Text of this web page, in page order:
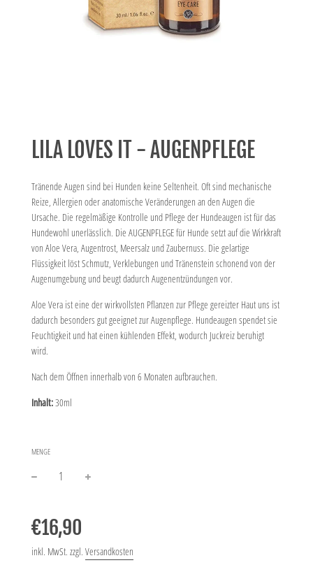
LILA LOVES IT - AUGENPFLEGE
Tränende Augen sind bei Hunden keine Seltenheit. Oft sind mechanische
Reize, Allergien oder anatomische Veränderungen an den Augen die
Ursache. Die regelmäßige Kontrolle und Pflege der Hundeaugen ist für das
Hundewohl unerlässlich. Die AUGENPFLEGE für Hunde setzt auf die Wirkkraft
von Aloe Vera, Augentrost, Meersalz und Zaubernuss. Die gelartige
Flüssigkeit löst Schmutz, Verklebungen und Tränenstein schonend von der
Augenumgebung und beugt dadurch Augenentzündungen vor.
Aloe Vera ist eine der wirkvollsten Pflanzen zur Pflege gereizter Haut uns ist
dadurch besonders gut geeignet zur Augenpflege. Hundeaugen spendet sie
Feuchtigkeit und hat einen kühlenden Effekt, wodurch Juckreiz beruhigt
wird.
Nach dem Öffnen innerhalb von 6 Monaten aufbrauchen.
Inhalt:30ml
MENGE
Preis
€16,90
inkl. MwSt. zzgl. Versandkosten